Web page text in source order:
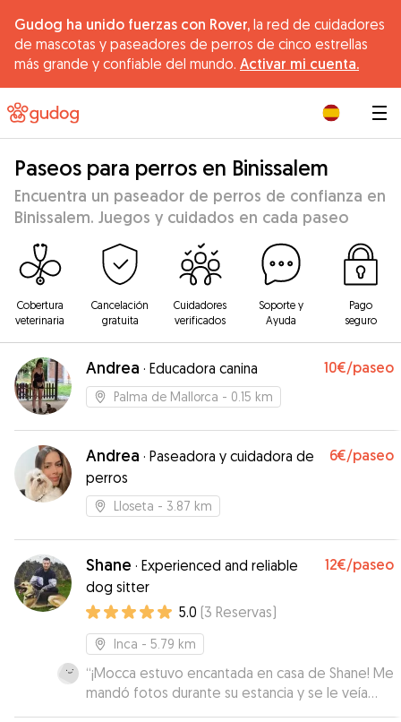
Gudog ha unido fuerzas con Rover, la red de cuidadores
de mascotas y paseadores de perros de cinco estrellas
más grande y confiable del mundo. Activar mi cuenta.
Paseos para perros en Binissalem
Encuentra un paseador de perros de confianza en
Binissalem. Juegos y cuidados en cada paseo
Cobertura
veterinaria
Cancelación
gratuita
Cuidadores
verificados
Soporte y
Ayuda
Pago
seguro
Andrea · Educadora canina 10€/paseo
Palma de Mallorca - 0.15 km
Andrea · Paseadora y cuidadora de
perros
6€/paseo
Lloseta - 3.87 km
Shane · Experienced and reliable
dog sitter
12€/paseo
5.0 (3 Reservas)
Inca - 5.79 km
“¡Mocca estuvo encantada en casa de Shane! Me
mandó fotos durante su estancia y se le veía
muy contenta y tranquila. Sin duda, lo